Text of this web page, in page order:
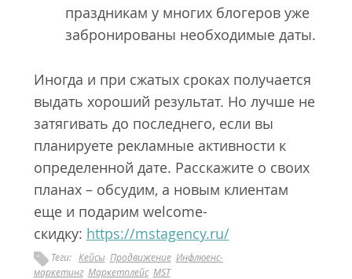
праздникам у многих блогеров уже
забронированы необходимые даты.
Иногда и при сжатых сроках получается
выдать хороший результат. Но лучше не
затягивать до последнего, если вы
планируете рекламные активности к
определенной дате. Расскажите о своих
планах – обсудим, а новым клиентам
еще и подарим welcome-
скидку: https://mstagency.ru/
Теги: Кейсы Продвижение Инфлюенс-
маркетинг Маркетплейс MST